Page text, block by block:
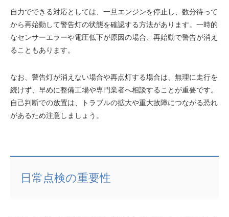
自力でできる対応としては、一旦エンジンを停止し、数分待って
から再始動して警告灯の状態を確認する方法があります。一時的
なセンサーエラーや電圧低下が原因の場合、再始動で警告が消え
ることもあります。
なお、警告灯が消えない場合や再点灯する場合は、無理に走行を
続けず、早めに整備工場や専門業者へ相談することが重要です。
自己判断での放置は、トラブルの拡大や重大故障につながる恐れ
があるため注意しましょう。
日常点検の重要性